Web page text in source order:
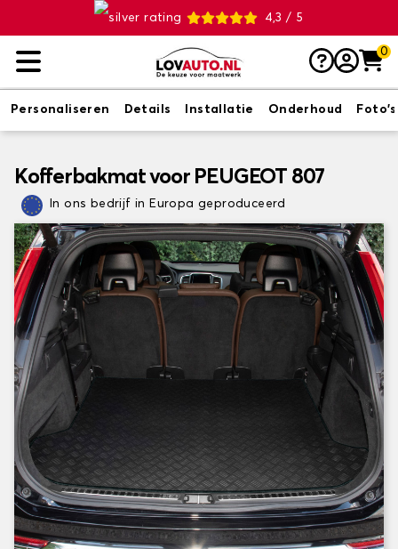
4,3 / 5
0
Personaliseren Details Installatie Onderhoud Foto's
Kofferbakmat voor PEUGEOT 807
In ons bedrijf in Europa geproduceerd